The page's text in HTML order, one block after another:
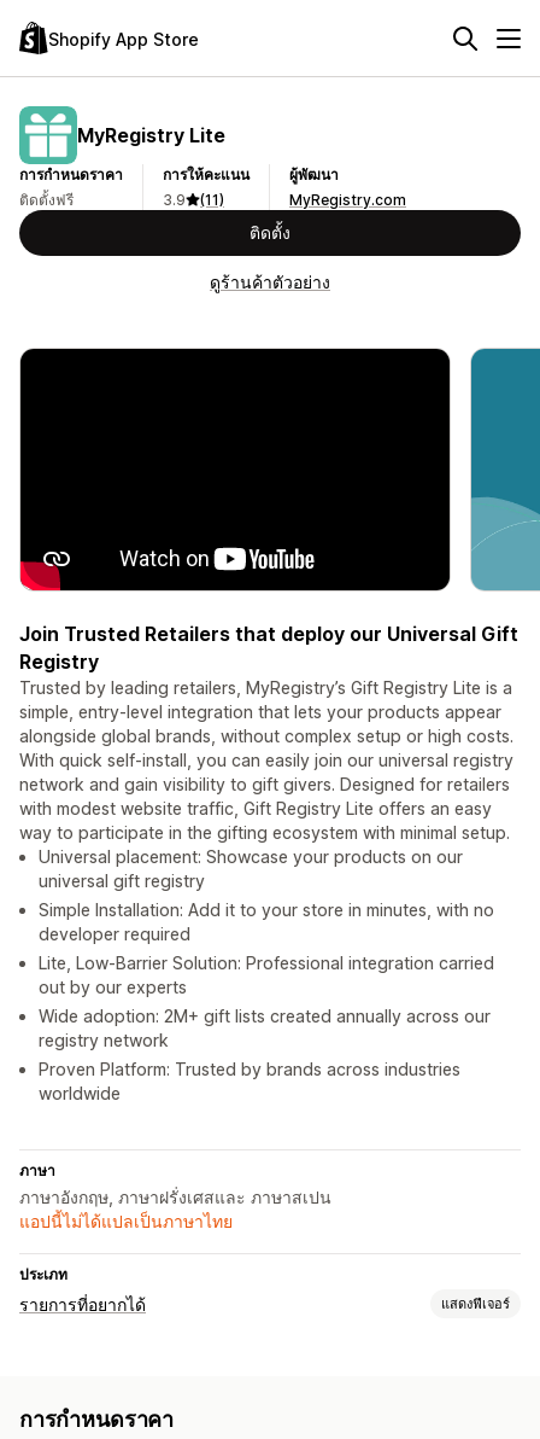
Shopify App Store
MyRegistry Lite
การกำหนดราคา
ติดตั้งฟรี
การให้คะแนน
3.9
(11)
ผู้พัฒนา
MyRegistry.com
ติดตั้ง
ดูร้านค้าตัวอย่าง
Join Trusted Retailers that deploy our Universal Gift
Registry
Trusted by leading retailers, MyRegistry’s Gift Registry Lite is a
simple, entry-level integration that lets your products appear
alongside global brands, without complex setup or high costs.
With quick self-install, you can easily join our universal registry
network and gain visibility to gift givers. Designed for retailers
with modest website traffic, Gift Registry Lite offers an easy
way to participate in the gifting ecosystem with minimal setup.
Universal placement: Showcase your products on our
universal gift registry
Simple Installation: Add it to your store in minutes, with no
developer required
Lite, Low-Barrier Solution: Professional integration carried
out by our experts
Wide adoption: 2M+ gift lists created annually across our
registry network
Proven Platform: Trusted by brands across industries
worldwide
ภาษา
ภาษาอังกฤษ, ภาษาฝรั่งเศสและ ภาษาสเปน
แอปนี้ไม่ได้แปลเป็นภาษาไทย
ประเภท
รายการที่อยากได้ แสดงฟีเจอร์
การลงทะเบียนออนไลน์
การกำหนดราคา